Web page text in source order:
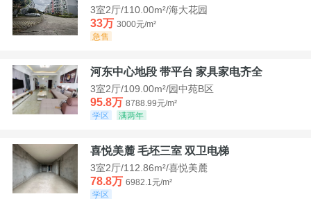
3室2厅/110.00m²/海大花园
33万 3000元/m²
急售
河东中心地段 带平台 家具家电齐全
3室2厅/109.00m²/园中苑B区
95.8万 8788.99元/m²
学区
满两年
喜悦美麓 毛坯三室 双卫电梯
3室2厅/112.86m²/喜悦美麓
78.8万 6982.1元/m²
学区